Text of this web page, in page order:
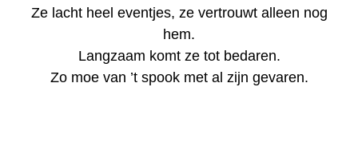
Ze lacht heel eventjes, ze vertrouwt alleen nog
hem.
Langzaam komt ze tot bedaren.
Zo moe van ’t spook met al zijn gevaren.